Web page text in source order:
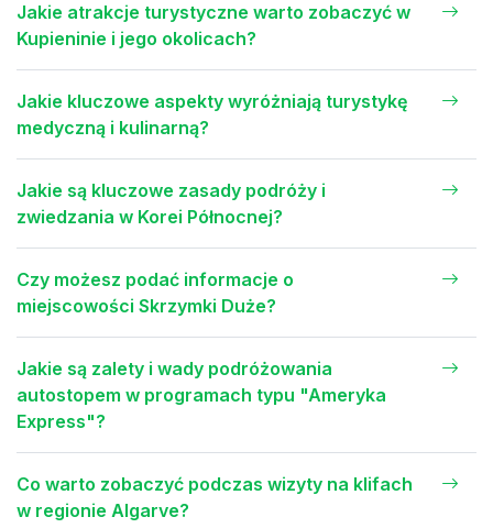
Jakie atrakcje turystyczne warto zobaczyć w
Kupieninie i jego okolicach?
Jakie kluczowe aspekty wyróżniają turystykę
medyczną i kulinarną?
Jakie są kluczowe zasady podróży i
zwiedzania w Korei Północnej?
Czy możesz podać informacje o
miejscowości Skrzymki Duże?
Jakie są zalety i wady podróżowania
autostopem w programach typu "Ameryka
Express"?
Co warto zobaczyć podczas wizyty na klifach
w regionie Algarve?